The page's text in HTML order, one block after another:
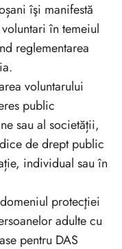
îşi manifestă
în temeiul
reglementarea
voluntarului
public
sau al societății,
de drept public
individual sau în
protecţiei
adulte cu
pentru DAS